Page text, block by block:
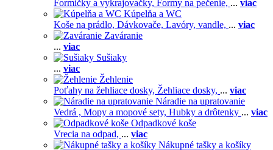
Formičky a vykrajovačky, Formy na pečenie, ... viac
Kúpelňa a WC
Koše na prádlo, Dávkovače, Lavóry, vandle, ... viac
Zaváranie
... viac
Sušiaky
... viac
Žehlenie
Poťahy na žehliace dosky, Žehliace dosky, ... viac
Náradie na upratovanie
Vedrá , Mopy a mopové sety, Hubky a drôtenky ... viac
Odpadkové koše
Vrecia na odpad, ... viac
Nákupné tašky a košíky